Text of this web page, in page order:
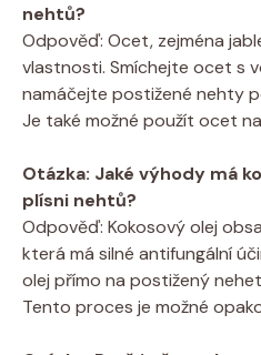
nehtů?
Odpověď: Ocet, zejména
vlastnosti. Smíchejte ocet s
namáčejte postižené nehty
Je také možné použít ocet
Otázka: Jaké výhody má
plísni nehtů?
Odpověď: Kokosový olej
která má silné antifungální
olej přímo na postižený
Tento proces je možné